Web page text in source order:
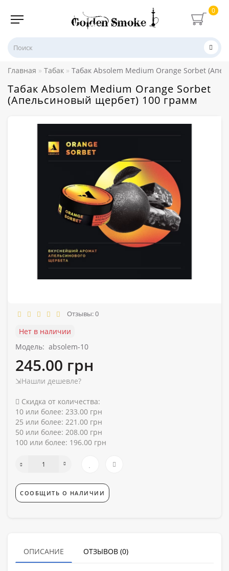
0
Главная Табак Табак Absolem Medium Orange Sorbet
Табак Absolem Medium Orange Sorbet
(Апельсиновый щербет) 100 грамм
Отзывы: 0
Нет в наличии
Модель: absolem-10
245.00 грн
⇲Нашли дешевле?
Скидка от количества:
10 или более: 233.00 грн
25 или более: 221.00 грн
50 или более: 208.00 грн
100 или более: 196.00 грн
СООБЩИТЬ О НАЛИЧИИ
ОПИСАНИЕ ОТЗЫВОВ (0)